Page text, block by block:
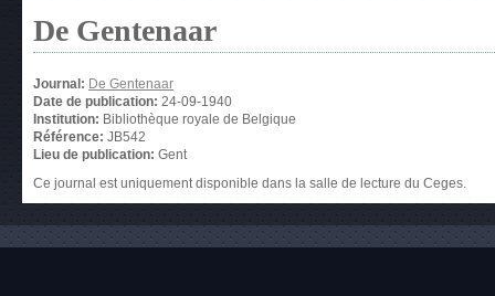
De Gentenaar
Journal: De Gentenaar
Date de publication: 24-09-1940
Institution: Bibliothèque royale de Belgique
Référence: JB542
Lieu de publication: Gent
Ce journal est uniquement disponible dans la salle de lecture du Ceges.